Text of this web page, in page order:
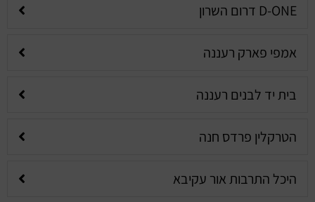
D-ONE דרום השרון
אמפי פארק רעננה
בית יד לבנים רעננה
הטרקלין פרדס חנה
היכל התרבות אור עקיבא